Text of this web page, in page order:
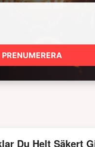
PRENUMERERA
Du Helt Säkert